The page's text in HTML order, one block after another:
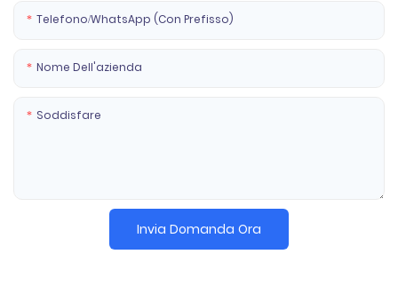
Telefono/WhatsApp (con Prefisso)
Nome Dell'azienda
Soddisfare
Invia Domanda Ora